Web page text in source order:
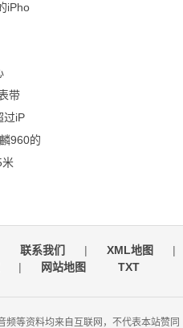
iPho
带
过iP
960的
米
联系我们 | XML地图
|
| 网站地图 TXT
等资料均来自互联网，不代表本站赞同